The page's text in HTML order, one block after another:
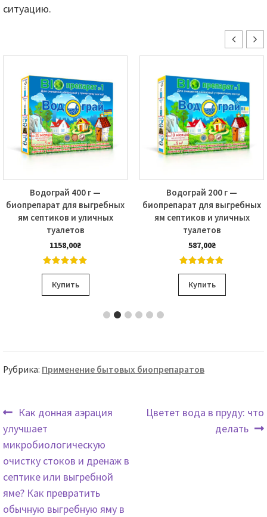
ситуацию.
Водограй 400 г —
для выгребных
ям септиков и уличных
туалетов
1158,00₴
5.00out of
5
Купить
Водограй 200 г —
биопрепарат для выгребных
ям септиков и уличных
туалетов
587,00₴
5.00out of
5
Купить
Рубрика: Применение бытовых биопрепаратов
Навигация
по
записям
Предыдущая
запись:
Как донная аэрация
улучшает
микробиологическую
очистку стоков и дренаж в
септике или выгребной
яме? Как превратить
обычную выгребную яму в
Следующая
Цветет вода в пруду: что
делать